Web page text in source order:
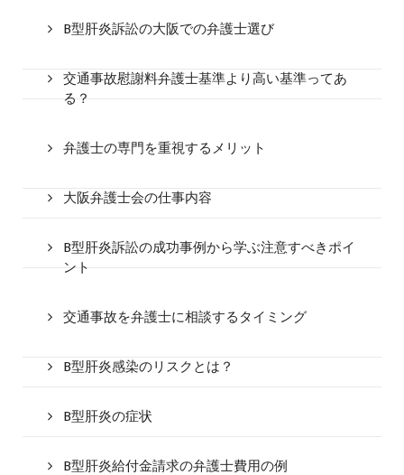
B型肝炎訴訟の大阪での弁護士選び
交通事故慰謝料弁護士基準より高い基準ってあ
る？
弁護士の専門を重視するメリット
大阪弁護士会の仕事内容
B型肝炎訴訟の成功事例から学ぶ注意すべきポイ
ント
交通事故を弁護士に相談するタイミング
B型肝炎感染のリスクとは？
B型肝炎の症状
B型肝炎給付金請求の弁護士費用の例